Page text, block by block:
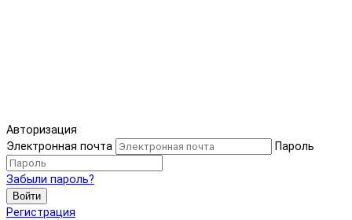
Авторизация
Электронная почта
Пароль
Забыли пароль?
Войти
Регистрация